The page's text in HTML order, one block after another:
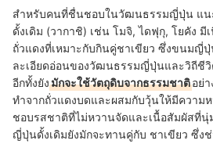
สำหรับคนที่ชื่นชอบในวัฒนธรรมญี่ปุ่น แน
ดั้งเดิม (วากาชิ) เช่น โมจิ, ไดฟุกุ, โยคัง
ถั่วแดงที่เหมาะกับกินคู่ชาเขียว ซึ่งขนมญี่
ละเอียดอ่อนของวัฒนธรรมญี่ปุ่นและวิถี
อีกทั้งยังมักจะใช้วัตถุดิบจากธรรมชาติอย่
ทำจากถั่วแดงบดและผสมกับวุ้นให้มีควา
ชอบรสชาติที่ไม่หวานจัดและเนื้อสัมผัสที่
ญี่ปุ่นดั้งเดิมยังมักจะทานคู่กับ ชาเขียว ซึ่ง